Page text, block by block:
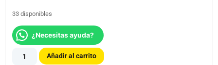
33 disponibles
¿Necesitas ayuda?
Añadir al carrito